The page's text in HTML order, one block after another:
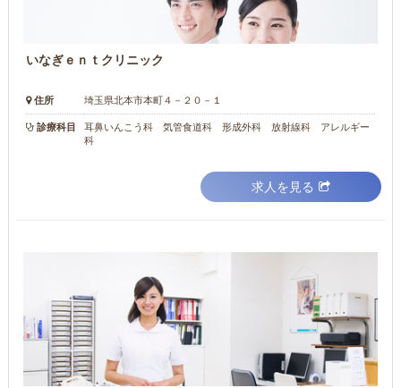
いなぎｅｎｔクリニック
住所 埼玉県北本市本町４－２０－１
診療科目
耳鼻いんこう科 気管食道科 形成外科 放射線科 アレルギー
科
求人を見る